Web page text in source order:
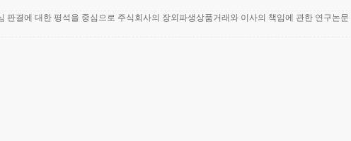
판결에 대한 평석을 중심으로 주식회사의 장외파생상품거래와 이사의 책임에 관한 연구논문